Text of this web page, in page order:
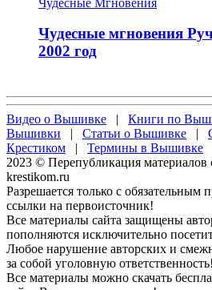
Чудесные мгновения
2002 год
Видео о Вышивке | Книги по
Вышивки | Статьи о Вышивке |
Крестиком | Термины в Вышивке
2023 © Перепубликация материалов
krestikom.ru
Разрешается только с обязательным
ссылки на первоисточник!
Все материалы сайта защищены
пополняются исключительно
Любое нарушение авторских и
за собой уголовную ответственность!
Все материалы можно скачать